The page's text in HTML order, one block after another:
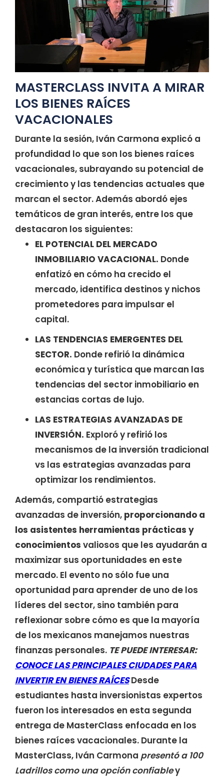
MASTERCLASS INVITA A MIRAR
LOS BIENES RAÍCES
VACACIONALES
Durante la sesión, Iván Carmona explicó a
profundidad lo que son los bienes raíces
vacacionales, subrayando su potencial de
crecimiento y las tendencias actuales que
marcan el sector. Además abordó ejes
temáticos de gran interés, entre los que
destacaron los siguientes:
EL POTENCIAL DEL MERCADO
INMOBILIARIO VACACIONAL. Donde
enfatizó en cómo ha crecido el
mercado, identifica destinos y nichos
prometedores para impulsar el
capital.
LAS TENDENCIAS EMERGENTES DEL
SECTOR. Donde refirió la dinámica
económica y turística que marcan las
tendencias del sector inmobiliario en
estancias cortas de lujo.
LAS ESTRATEGIAS AVANZADAS DE
INVERSIÓN. Exploró y refirió los
mecanismos de la inversión tradicional
vs las estrategias avanzadas para
optimizar los rendimientos.
Además, compartió estrategias
avanzadas de inversión, proporcionando a
los asistentes herramientas prácticas y
conocimientos valiosos que les ayudarán a
maximizar sus oportunidades en este
mercado. El evento no sólo fue una
oportunidad para aprender de uno de los
líderes del sector, sino también para
reflexionar sobre cómo es que la mayoría
de los mexicanos manejamos nuestras
finanzas personales. TE PUEDE INTERESAR:
CONOCE LAS PRINCIPALES CIUDADES PARA
INVERTIR EN BIENES RAÍCESDesde
estudiantes hasta inversionistas expertos
fueron los interesados en esta segunda
entrega de MasterClass enfocada en los
bienes raíces vacacionales. Durante la
MasterClass, Iván Carmona presentó a 100
Ladrillos como una opción confiabley